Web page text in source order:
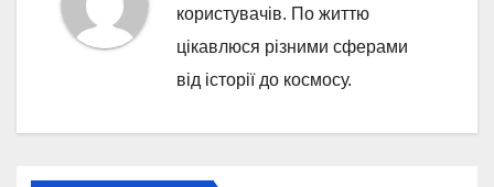
користувачів. По життю
цікавлюся різними сферами
від історії до космосу.